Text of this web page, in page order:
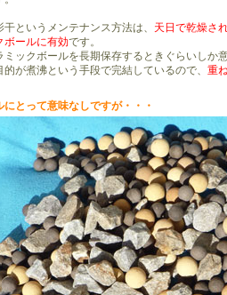
というメンテナンス方法は、 天日で乾燥さ
ボールに有効です。
ックボールを長期保存するときぐらいしか意
が煮沸という手段で完結しているので、 重
とって意味なしですが・・・